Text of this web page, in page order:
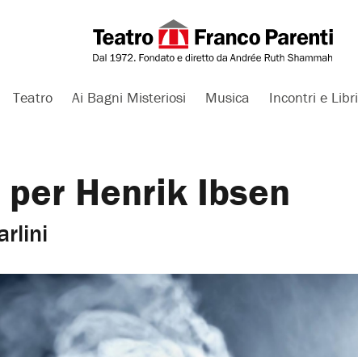
Teatro Ai Bagni Misteriosi Musica Incontri e Libri
Henrik Ibsen